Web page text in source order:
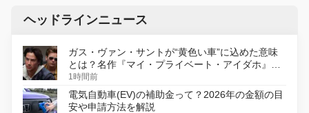
ヘッドラインニュース
ガス・ヴァン・サントが“黄色い車”に込めた意味
とは？名作『マイ・プライベート・アイダホ』が
初のデジタルリマスター版で復活
1時間前
電気自動車(EV)の補助金って？2026年の金額の目
安や申請方法を解説